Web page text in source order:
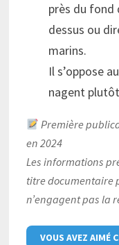
près du fond
dessus ou
marins.
Il s’oppose
nagent
Première
en 2024
Les informations
titre documentaire
n’engagent pas la
VOUS AVEZ AIMÉ